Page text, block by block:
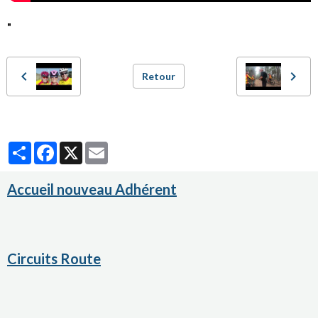
"
Retour
PartagerFacebook
X
Accueil nouveau Adhérent
Circuits Route